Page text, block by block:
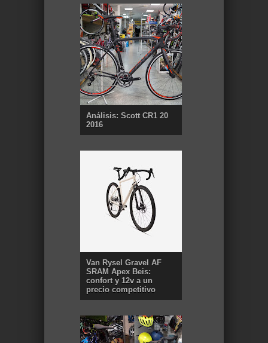
Análisis: Scott CR1 20
2016
Van Rysel Gravel AF
SRAM Apex Beis:
confort y 12v a un
precio competitivo